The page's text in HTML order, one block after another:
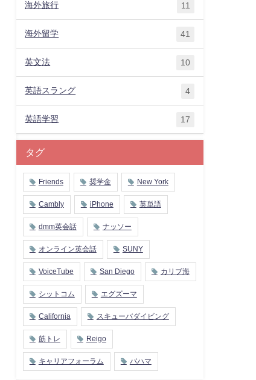
海外旅行 11
海外留学 41
英文法 10
英語スラング 4
英語学習 17
タグ
Friends 奨学金 New York
Cambly iPhone 英単語
dmm英会話 ナッソー
オンライン英会話 SUNY
VoiceTube San Diego カリブ海
シットコム エグズーマ
California スキューバダイビング
筋トレ Reigo
キャリアフォーラム バハマ